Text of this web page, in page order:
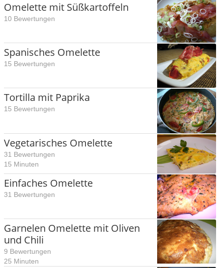
Omelette mit Süßkartoffeln
10 Bewertungen
Spanisches Omelette
15 Bewertungen
Tortilla mit Paprika
15 Bewertungen
Vegetarisches Omelette
31 Bewertungen
15 Minuten
Einfaches Omelette
31 Bewertungen
Garnelen Omelette mit Oliven
und Chili
9 Bewertungen
25 Minuten